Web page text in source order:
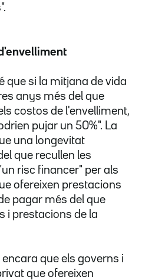
que si la mitjana de vida
anys més del que
costos de l'envelliment,
pujar un 50%". La
una longevitat
que recullen les
risc financer" per als
ofereixen prestacions
pagar més del que
i prestacions de la
que els governs i
que ofereixen